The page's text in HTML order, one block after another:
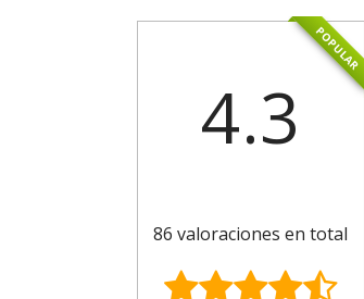
POPULAR
4.3
86 valoraciones en total